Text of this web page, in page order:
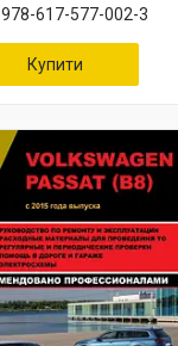
978-617-577-002-3
Купити